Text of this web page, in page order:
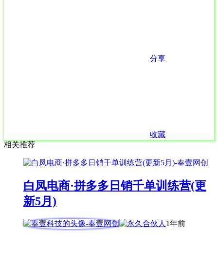
分享
收藏
相关推荐
白凤电商·拼多多日销千单训练营(更
新5月)
1年前